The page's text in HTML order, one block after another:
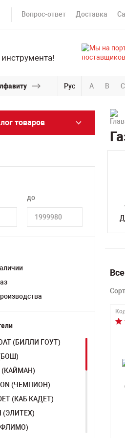
Вопрос-ответ Доставка
инструмента!
Рус A B C
товаров
до
(БИЛЛИ ГОУТ)
(БОШ)
(КАЙМАН)
(ЧЕМПИОН)
(КАБ КАДЕТ)
(ЭЛИТЕХ)
(ФЛИМО)